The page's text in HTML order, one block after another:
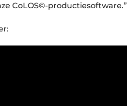
CoLOS©-productiesoftware.”